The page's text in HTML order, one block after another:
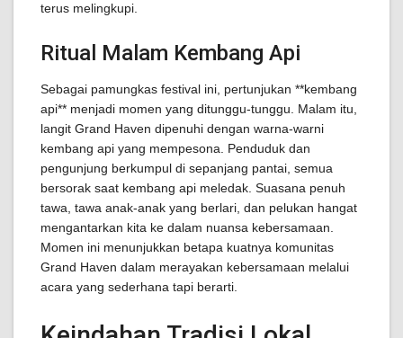
terus melingkupi.
Ritual Malam Kembang Api
Sebagai pamungkas festival ini, pertunjukan **kembang
api** menjadi momen yang ditunggu-tunggu. Malam itu,
langit Grand Haven dipenuhi dengan warna-warni
kembang api yang mempesona. Penduduk dan
pengunjung berkumpul di sepanjang pantai, semua
bersorak saat kembang api meledak. Suasana penuh
tawa, tawa anak-anak yang berlari, dan pelukan hangat
mengantarkan kita ke dalam nuansa kebersamaan.
Momen ini menunjukkan betapa kuatnya komunitas
Grand Haven dalam merayakan kebersamaan melalui
acara yang sederhana tapi berarti.